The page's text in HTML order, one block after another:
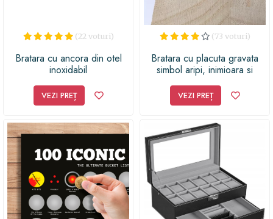
(22 voturi)
Bratara cu ancora din otel
inoxidabil
VEZI PREȚ
(73 voturi)
Bratara cu placuta gravata
simbol aripi, inimioara si
VEZI PREȚ